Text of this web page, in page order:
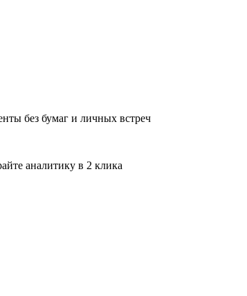
без бумаг и личных встреч
аналитику в 2 клика